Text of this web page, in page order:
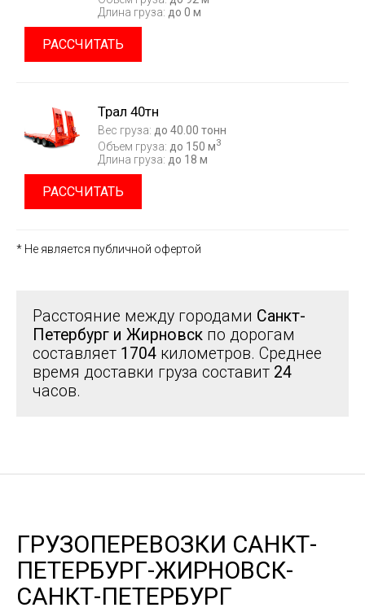
Длина груза: до 0 м
РАССЧИТАТЬ
Трал 40тн
Вес груза: до 40.00 тонн
Объем груза: до 150 м3
Длина груза: до 18 м
РАССЧИТАТЬ
* Не является публичной офертой
Расстояние между городами Санкт-
Петербург и Жирновск по дорогам
составляет 1704 километров. Среднее
время доставки груза составит 24
часов.
ГРУЗОПЕРЕВОЗКИ САНКТ-
ПЕТЕРБУРГ-ЖИРНОВСК-
САНКТ-ПЕТЕРБУРГ